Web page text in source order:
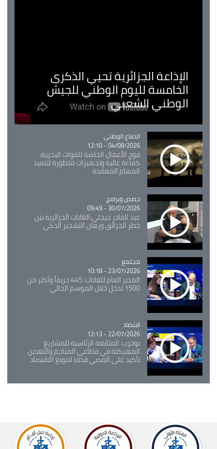
الإذاعة الجزائرية تحيي الذكرى
الخامسة لليوم الوطني للجيش
الوطني الشعبي
Catégorie
الدفاع الوطني
04/08/2026 - 12:10
فوج الأعمال الخاصة للقوات البحرية:
كفاءة عالية وتجهيزات متطورة لتنفيذ
المهام المعقدة
Catégorie
حصص وبرامج
30/07/2026 - 09:49
عبد القادر جيجلي:الغابات الجزائرية بين
خطر الحرائق ورهان التشجير الذكي
Catégorie
مجتمع
23/07/2026 - 10:18
المدير العام للغابات: 445 حريقاً وأكثر من
1500 تدخل خلال الموسم الحالي
Catégorie
اقتصاد
22/07/2026 - 12:13
بوحرب: المتابعة الرئاسية للمشاريع
المهيكلة في قطاعي المناجم والتعدين
تأكيد على المضي قدما لتنويع الاقتصاد